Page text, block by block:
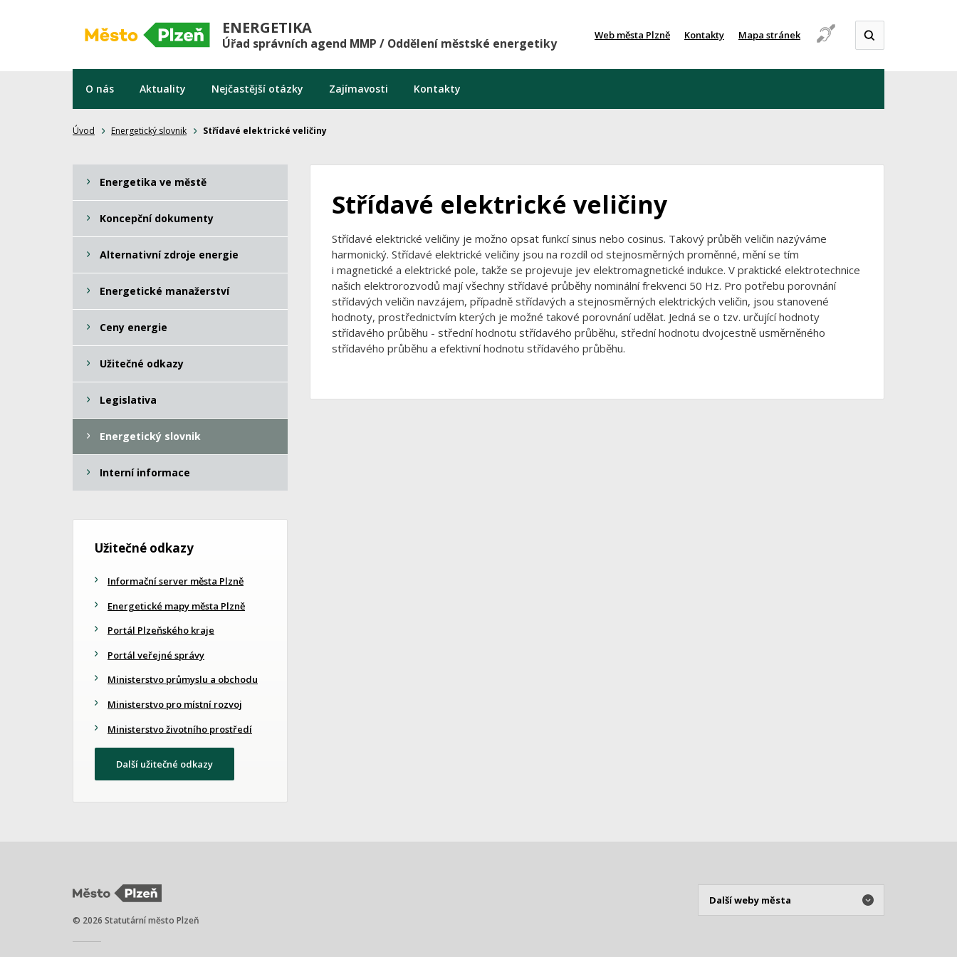
ENERGETIKA
Úřad správních agend MMP / Oddělení městské energetiky
Web města Plzně Kontakty Mapa stránek
O nás Aktuality Nejčastější otázky Zajímavosti Kontakty
Úvod Energetický slovnik Střídavé elektrické veličiny
Střídavé elektrické veličiny
Střídavé elektrické veličiny je možno opsat funkcí sinus nebo cosinus. Takový průběh veličin nazýváme
harmonický. Střídavé elektrické veličiny jsou na rozdíl od stejnosměrných proměnné, mění se tím
i magnetické a elektrické pole, takže se projevuje jev elektromagnetické indukce. V praktické elektrotechnice
našich elektrorozvodů mají všechny střídavé průběhy nominální frekvenci 50 Hz. Pro potřebu porovnání
střídavých veličin navzájem, případně střídavých a stejnosměrných elektrických veličin, jsou stanovené
hodnoty, prostřednictvím kterých je možné takové porovnání udělat. Jedná se o tzv. určující hodnoty
střídavého průběhu - střední hodnotu střídavého průběhu, střední hodnotu dvojcestně usměrněného
střídavého průběhu a efektivní hodnotu střídavého průběhu.
Energetika ve městě
Koncepční dokumenty
Alternativní zdroje energie
Energetické manažerství
Ceny energie
Užitečné odkazy
Legislativa
Energetický slovnik
Interní informace
Užitečné odkazy
Informační server města Plzně
Energetické mapy města Plzně
Portál Plzeňského kraje
Portál veřejné správy
Ministerstvo průmyslu a obchodu
Ministerstvo pro místní rozvoj
Ministerstvo životního prostředí
Další užitečné odkazy
© 2026 Statutární město Plzeň